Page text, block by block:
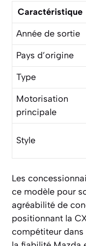
Caractéristique
Année de sortie
Pays d’origine
Type
Motorisation
principale
Style
Les
ce modèle pour
agréabilité de
positionnant la
compétiteur dans